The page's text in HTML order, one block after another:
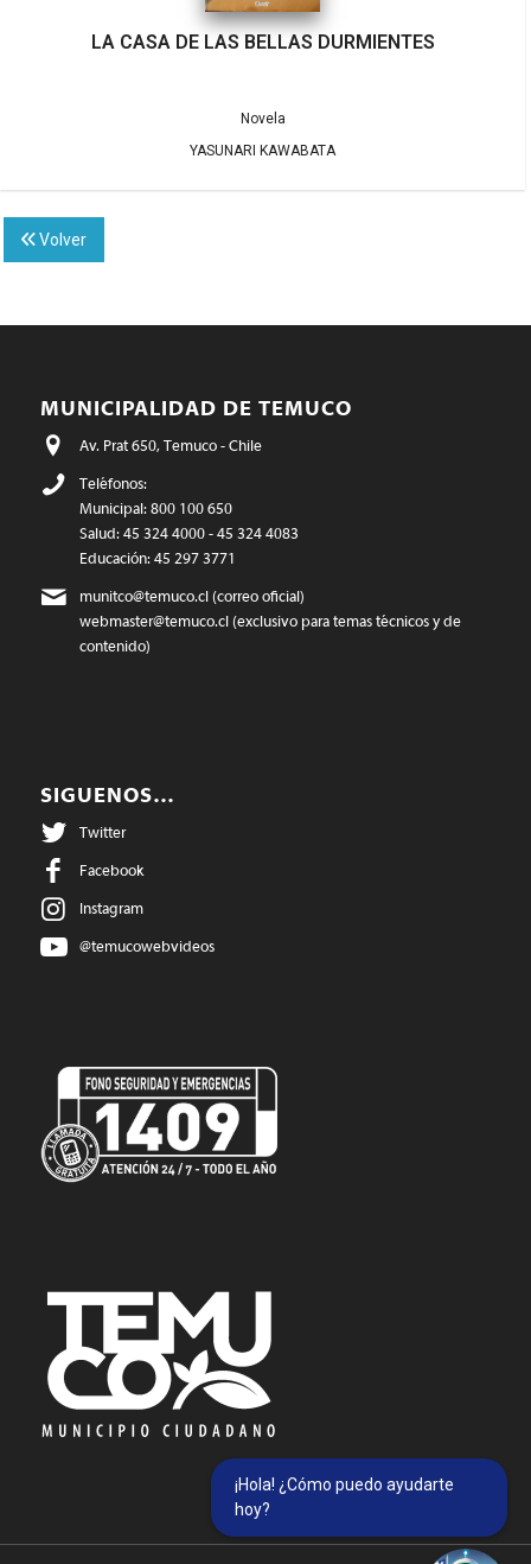
LA CASA DE LAS BELLAS DURMIENTES
Novela
YASUNARI KAWABATA
Volver
MUNICIPALIDAD DE TEMUCO
Av. Prat 650, Temuco - Chile
Teléfonos:
Municipal: 800 100 650
Salud: 45 324 4000 - 45 324 4083
Educación: 45 297 3771
munitco@temuco.cl(correo oficial)
webmaster@temuco.cl(exclusivo para temas técnicos y de
contenido)
SIGUENOS…
Twitter
Facebook
Instagram
@temucowebvideos
¡Hola! ¿Cómo puedo ayudarte
hoy?